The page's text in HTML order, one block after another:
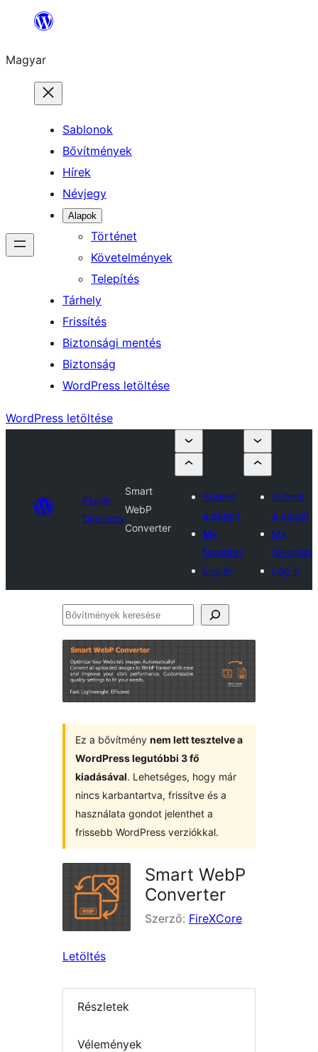
Ugrás
tartalomhoz
Magyar
Sablonok
Bővítmények
Hírek
Névjegy
Alapok
Történet
Követelmények
Telepítés
Tárhely
Frissítés
Biztonsági mentés
Biztonság
WordPress letöltése
WordPress letöltése
Plugin
Directory
Smart
WebP
Converter
Submit
a plugin
My
favorites
Log in
Submit
a plugin
My
favorites
Log in
Bővítmények
Ez a bővítmény nem lett tesztelve a
WordPress legutóbbi 3 fő
kiadásával. Lehetséges, hogy már
nincs karbantartva, frissítve és a
használata gondot jelenthet a
frissebb WordPress verziókkal.
Smart WebP
Converter
Szerző: FireXCore
Letöltés
Részletek
Vélemények